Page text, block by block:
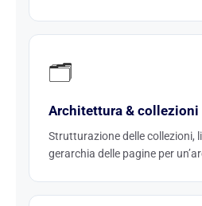
🗂️
Architettura & collezioni
Strutturazione delle collezioni,
gerarchia delle pagine per